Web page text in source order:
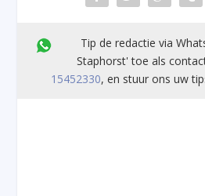
Tip de redactie via
Staphorst' toe als
15452330, en stuur ons uw